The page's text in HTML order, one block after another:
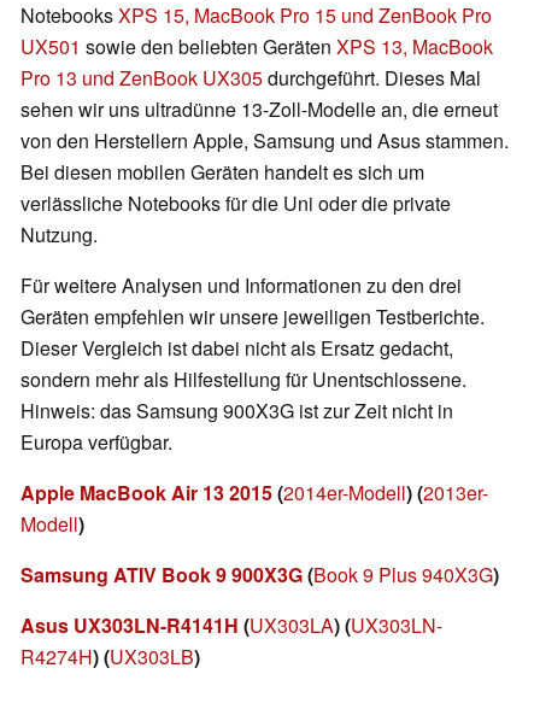
NotebooksXPS 15, MacBook Pro 15 und ZenBook Pro
UX501 sowie den beliebten Geräten XPS 13, MacBook
Pro 13 und ZenBook UX305durchgeführt. Dieses Mal
sehen wir uns ultradünne 13-Zoll-Modelle an, die erneut
von den Herstellern Apple, Samsung und Asus stammen.
Bei diesen mobilen Geräten handelt es sich um
verlässliche Notebooks für die Uni oder die private
Nutzung.
Für weitere Analysen und Informationen zu den drei
Geräten empfehlen wir unsere jeweiligen Testberichte.
Dieser Vergleich ist dabei nicht als Ersatz gedacht,
sondern mehr als Hilfestellung für Unentschlossene.
Hinweis: das Samsung 900X3G ist zur Zeit nicht in
Europa verfügbar.
Apple MacBook Air 13 2015(2014er-Modell)(2013er-
Modell)
Samsung ATIV Book 9 900X3G(Book 9 Plus 940X3G)
Asus UX303LN-R4141H (UX303LA)(UX303LN-
R4274H)(UX303LB)